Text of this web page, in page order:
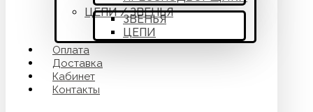
ЦЕПИ / ЗВЕНЬЯ
ЗВЕНЬЯ
ЦЕПИ
Оплата
Доставка
Кабинет
Контакты